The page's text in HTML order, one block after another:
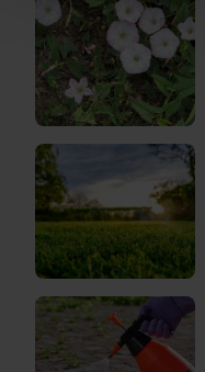
être
gênantes
car
elles
se
répandent
vite.
Les
pousses
grandissent
très
vite,
et
lorsqu’elles